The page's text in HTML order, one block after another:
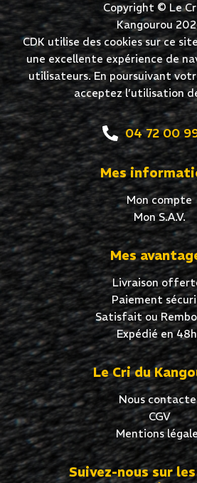
Copyright © Le
Kangourou
CDK utilise des cookies sur ce
une excellente expérience de
utilisateurs. En poursuivant
acceptez l’utilisation
04 72 00
Mes
Mon compte
Mon S.A.V.
Mes
Livraison
Paiement
Satisfait ou
Expédié en
Le Cri du
Nous
CGV
Mentions
Suivez-nous sur